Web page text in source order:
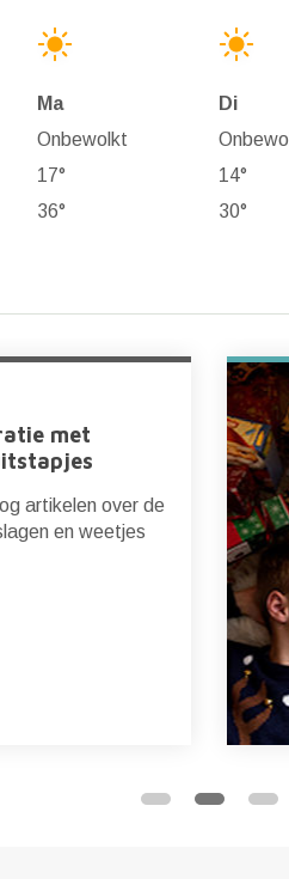
Ma
Onbewolkt
17°
36°
Di
14°
30°
met
artikelen over de
en weetjes